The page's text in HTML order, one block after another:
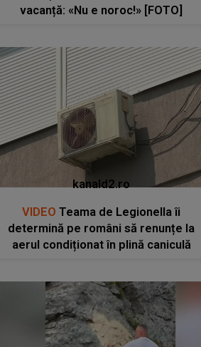
vacanță: «Nu e noroc!» [FOTO]
kanald2.ro
VIDEO Teama de Legionella îi
determină pe români să renunțe la
aerul condiționat în plină caniculă